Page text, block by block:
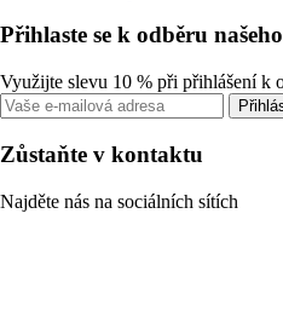
Přihlaste se k odběru
Využijte slevu 10 % při přihlášení k
Zůstaňte v kontaktu
Najděte nás na sociálních sítích